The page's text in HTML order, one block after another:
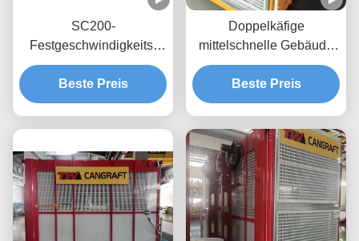
SC200-
Festgeschwindigkeits-
Fahrzeug für den Bau von
Fahrgästen, 30 m/min
Festgeschwindigkeits-
Fahrzeug für den Bau von
Fahrgästen, 30 m/min
Fahrgäste, SC200-
Fahrzeug für den Bau von
Fahrgästen.
Beste Preis
Doppelkäfige
mittelschnelle Gebäude
mit Rack und Pinion/
2000 kg Belastung mit
Inverter und
Beste Preis